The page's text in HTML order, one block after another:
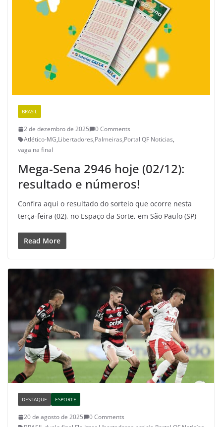
BRASIL
2 de dezembro de 2025
0 Comments
Atlético-MG,Libertadores,Palmeiras,Portal QF Noticias,
vaga na final
Mega-Sena 2946 hoje (02/12):
resultado e números!
Confira aqui o resultado do sorteio que ocorre nesta
terça-feira (02), no Espaço da Sorte, em São Paulo (SP)
Read More
DESTAQUE ESPORTE
20 de agosto de 2025
0 Comments